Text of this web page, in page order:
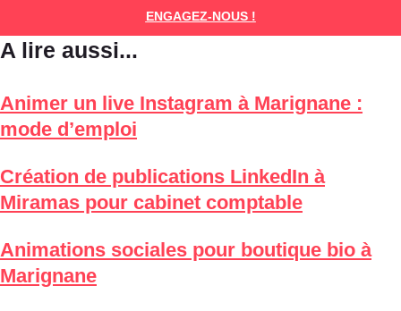
ENGAGEZ-NOUS !
A lire aussi...
Animer un live Instagram à Marignane :
mode d’emploi
Création de publications LinkedIn à
Miramas pour cabinet comptable
Animations sociales pour boutique bio à
Marignane